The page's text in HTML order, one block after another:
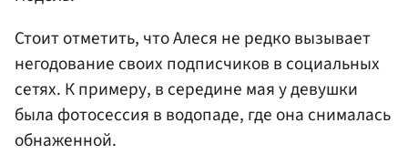
Стоит отметить, что Алеся не редко вызывает
негодование своих подписчиков в социальных
сетях. К примеру, в середине мая у девушки
была фотосессия в водопаде, где она снималась
обнаженной.